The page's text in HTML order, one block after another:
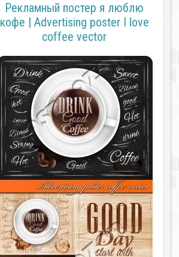
Рекламный постер я люблю
кофе | Advertising poster I love
coffee vector